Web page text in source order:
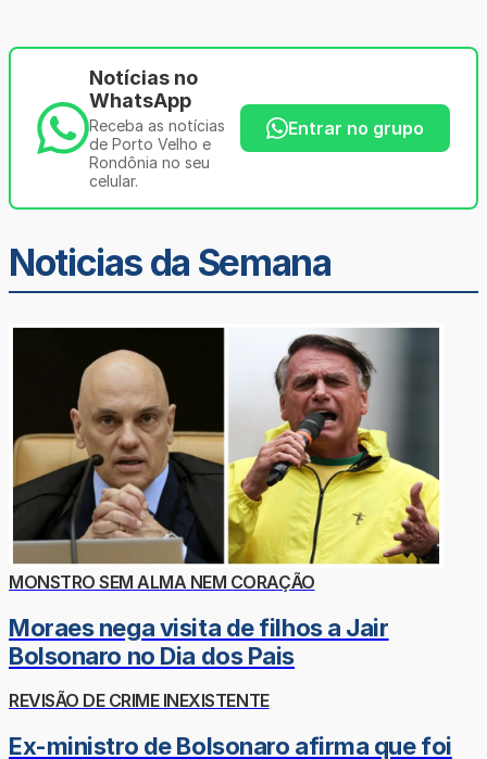
Notícias no
WhatsApp
Receba as notícias
de Porto Velho e
Rondônia no seu
celular.
Entrar no grupo
Noticias da Semana
MONSTRO SEM ALMA NEM CORAÇÃO
Moraes nega visita de filhos a Jair
Bolsonaro no Dia dos Pais
REVISÃO DE CRIME INEXISTENTE
Ex-ministro de Bolsonaro afirma que foi